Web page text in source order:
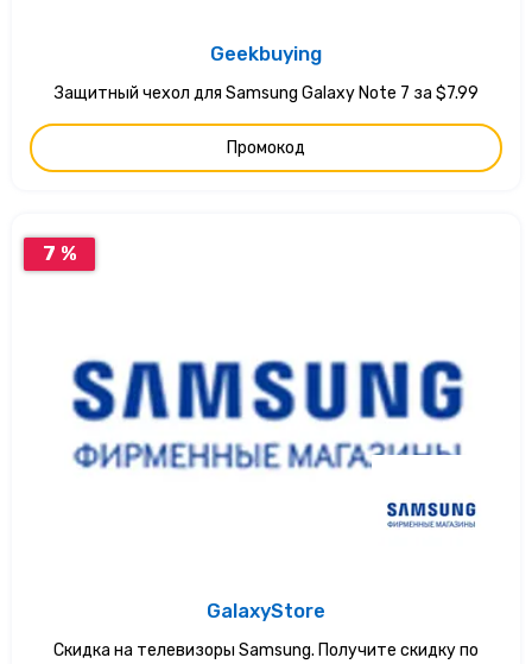
Geekbuying
Защитный чехол для Samsung Galaxy Note 7 за $7.99
Промокод
7 %
GalaxyStore
Скидка на телевизоры Samsung. Получите скидку по